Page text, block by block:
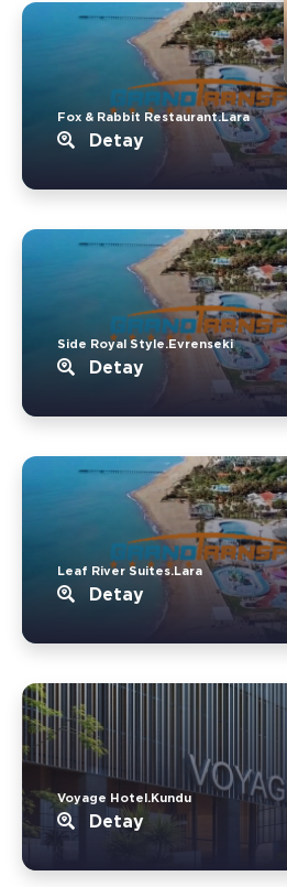
Fox & Rabbit Restaurant.Lara
Detay
Side Royal Style.Evrenseki
Detay
Leaf River Suites.Lara
Detay
Voyage Hotel.Kundu
Detay